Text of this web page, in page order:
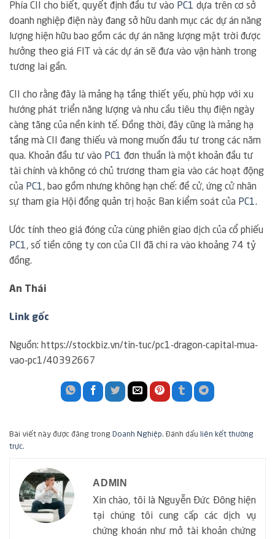
Phía CII cho biết, quyết định đầu tư vào PC1 dựa trên cơ sở
doanh nghiệp điện này đang sở hữu danh mục các dự án năng
lượng hiện hữu bao gồm các dự án năng lượng mặt trời được
hưởng theo giá FIT và các dự án sẽ đưa vào vận hành trong
tương lai gần.
CII cho rằng đây là mảng hạ tầng thiết yếu, phù hợp với xu
hướng phát triển năng lượng và nhu cầu tiêu thụ điện ngày
càng tăng của nền kinh tế. Đồng thời, đây cũng là mảng hạ
tầng mà CII đang thiếu và mong muốn đầu tư trong các năm
qua. Khoản đầu tư vào PC1 đơn thuần là một khoản đầu tư
tài chính và không có chủ trương tham gia vào các hoạt động
của PC1, bao gồm nhưng không hạn chế: đề cử, ứng cử nhân
sự tham gia Hội đồng quản trị hoặc Ban kiểm soát của PC1.
Ước tính theo giá đóng cửa cùng phiên giao dịch của cổ phiếu
PC1, số tiền công ty con của CII đã chi ra vào khoảng 74 tỷ
đồng.
An Thái
Link gốc
Nguồn: https://stockbiz.vn/tin-tuc/pc1-dragon-capital-mua-
vao-pc1/40392667
Bài viết này được đăng trong Doanh Nghiệp. Đánh dấu liên kết thường
trực.
ADMIN
Xin chào, tôi là Nguyễn Đức Đông hiện
tại chúng tôi cung cấp các dịch vụ
chứng khoán như mở tài khoản chứng